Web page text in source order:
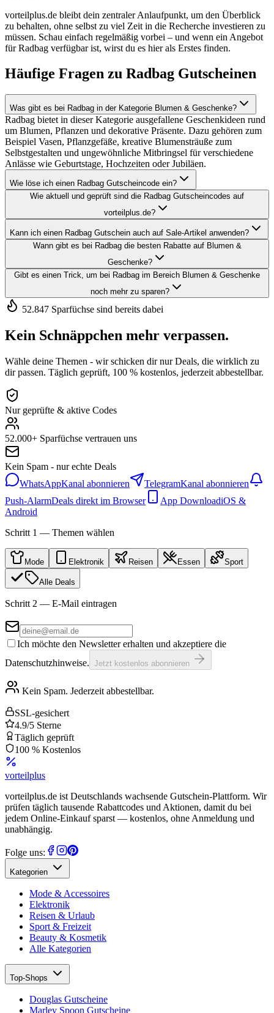
vorteilplus.de bleibt dein zentraler Anlaufpunkt, um den Überblick
zu behalten, ohne selbst zu viel Zeit in die Recherche investieren zu
müssen. Schau einfach regelmäßig vorbei – und wenn ein Angebot
für Radbag verfügbar ist, wirst du es hier als Erstes finden.
Häufige Fragen zu Radbag Gutscheinen
Was gibt es bei Radbag in der Kategorie Blumen & Geschenke?
Radbag bietet in dieser Kategorie ausgefallene Geschenkideen rund
um Blumen, Pflanzen und dekorative Präsente. Dazu gehören zum
Beispiel Vasen, Pflanzgefäße, kreative Blumensträuße zum
Selbstgestalten und ungewöhnliche Mitbringsel für verschiedene
Anlässe wie Geburtstage, Hochzeiten oder Jubiläen.
Wie löse ich einen Radbag Gutscheincode ein?
Wie aktuell und geprüft sind die Radbag Gutscheincodes auf
vorteilplus.de?
Kann ich einen Radbag Gutschein auch auf Sale-Artikel anwenden?
Wann gibt es bei Radbag die besten Rabatte auf Blumen &
Geschenke?
Gibt es einen Trick, um bei Radbag im Bereich Blumen & Geschenke
noch mehr zu sparen?
52.847 Sparfüchse sind bereits dabei
Kein Schnäppchen mehr verpassen.
Wähle deine Themen - wir schicken dir nur Deals, die wirklich zu
dir passen. Täglich geprüft, 100 % kostenlos, jederzeit abbestellbar.
Nur geprüfte & aktive Codes
52.000+ Sparfüchse vertrauen uns
Kein Spam - nur echte Deals
WhatsAppKanal abonnieren TelegramKanal abonnieren
Push-AlarmDeals direkt im Browser App DownloadiOS &
Android
Schritt 1 — Themen wählen
Mode Elektronik Reisen Essen Sport
Alle Deals
Schritt 2 — E-Mail eintragen
Ich möchte den Newsletter erhalten und akzeptiere die
Datenschutzhinweise. Jetzt kostenlos abonnieren
Kein Spam. Jederzeit abbestellbar.
SSL-gesichert
4.9/5 Sterne
Täglich geprüft
100 % Kostenlos
vorteilplus
vorteilplus.de ist Deutschlands wachsende Gutschein-Plattform. Wir
prüfen täglich tausende Rabattcodes und Aktionen, damit du bei
jedem Online-Einkauf sparst — kostenlos, ohne Anmeldung und
unabhängig.
Folge uns:
Kategorien
Mode & Accessoires
Elektronik
Reisen & Urlaub
Sport & Freizeit
Beauty & Kosmetik
Alle Kategorien
Top-Shops
Douglas Gutscheine
Marley Spoon Gutscheine